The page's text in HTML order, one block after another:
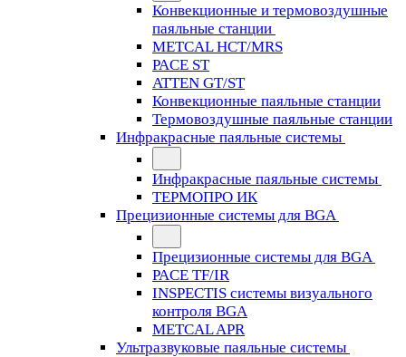
Конвекционные и термовоздушные
паяльные станции
METCAL HCT/MRS
PACE ST
ATTEN GT/ST
Конвекционные паяльные станции
Термовоздушные паяльные станции
Инфракрасные паяльные системы
Инфракрасные паяльные системы
ТЕРМОПРО ИК
Прецизионные системы для BGA
Прецизионные системы для BGA
PACE TF/IR
INSPECTIS системы визуального
контроля BGA
METCAL APR
Ультразвуковые паяльные системы